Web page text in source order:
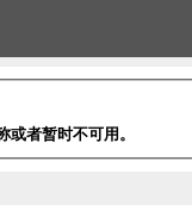
者暂时不可用。